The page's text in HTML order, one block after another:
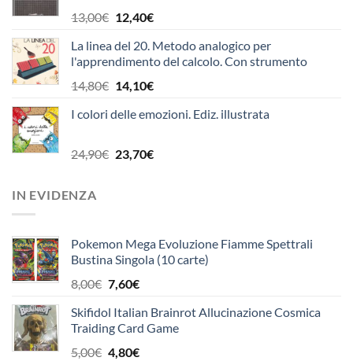
10,90€.10,40€.
13,00€ Il
originale
era:
13,00€.
12,40€Il
attuale
è:
12,40€.
La linea del 20. Metodo analogico per
l'apprendimento del calcolo. Con strumento
14,80€ Il
originale
14,80€.
14,10€Il
attuale
14,10€.
I colori delle emozioni. Ediz. illustrata
24,90€ Il
23,70€Il
IN EVIDENZA
Pokemon Mega Evoluzione Fiamme Spettrali
Bustina Singola (10 carte)
8,00€ Il
originale
era:
8,00€.
7,60€Il
attuale
è:
7,60€.
Skifidol Italian Brainrot Allucinazione Cosmica
Traiding Card Game
5,00€ Il
4,80€Il